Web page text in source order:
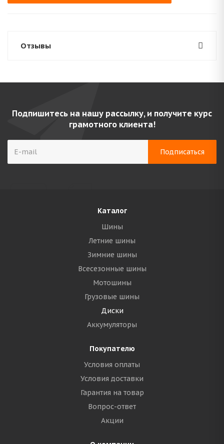
Отзывы
Подпишитесь на нашу рассылку, и получите курс
грамотного клиента!
Каталог
Шины
Летние шины
Зимние шины
Всесезонные шины
Мотошины
Грузовые шины
Диски
Аккумуляторы
Покупателю
Условия оплаты
Условия доставки
Гарантия на товар
Вопрос-ответ
Акции